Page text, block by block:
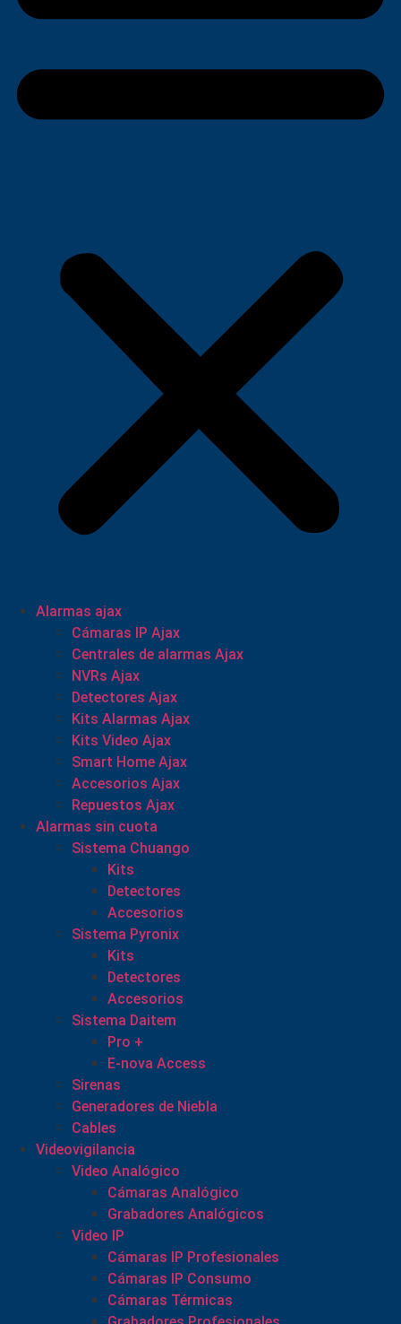
Alarmas ajax
Cámaras IP Ajax
Centrales de alarmas Ajax
NVRs Ajax
Detectores Ajax
Kits Alarmas Ajax
Kits Video Ajax
Smart Home Ajax
Accesorios Ajax
Repuestos Ajax
Alarmas sin cuota
Sistema Chuango
Kits
Detectores
Accesorios
Sistema Pyronix
Kits
Detectores
Accesorios
Sistema Daitem
Pro +
E-nova Access
Sirenas
Generadores de Niebla
Cables
Videovigilancia
Video Analógico
Cámaras Analógico
Grabadores Analógicos
Video IP
Cámaras IP Profesionales
Cámaras IP Consumo
Cámaras Térmicas